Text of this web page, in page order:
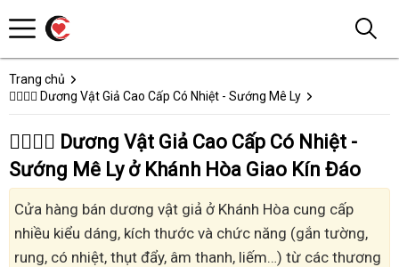
Trang chủ
👩‍❤️‍💋‍👨 Dương Vật Giả Cao Cấp Có Nhiệt - Sướng Mê Ly
👩‍❤️‍💋‍👨 Dương Vật Giả Cao Cấp Có Nhiệt -
Sướng Mê Ly ở Khánh Hòa Giao Kín Đáo
Cửa hàng bán dương vật giả ở Khánh Hòa cung cấp
nhiều kiểu dáng, kích thước và chức năng (gắn tường,
rung, có nhiệt, thụt đẩy, âm thanh, liếm…) từ các thương